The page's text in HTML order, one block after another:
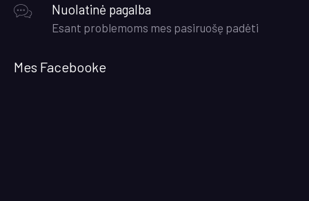
Nuolatinė pagalba
Esant problemoms mes pasiruošę padėti
Mes Facebooke